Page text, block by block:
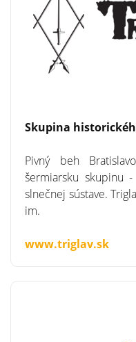
Skupina
Pivný beh
šermiarsku skupinu
slnečnej sústave.
im.
www.triglav.sk